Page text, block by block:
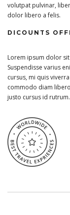
volutpat pulvinar,
dolor libero a felis.
DICOUNTS
Lorem ipsum dolor
Suspendisse varius
cursus, mi quis
commodo diam
justo cursus id rutrum.